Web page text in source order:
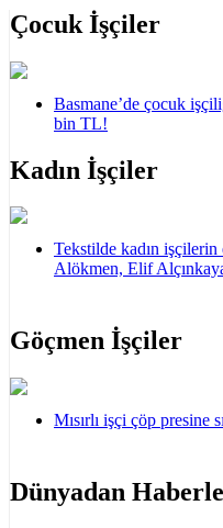
Çocuk İşçiler
Basmane’de çocuk
bin TL!
Kadın İşçiler
Tekstilde kadın
Alökmen, Elif
Göçmen İşçiler
Mısırlı işçi çöp presine
Dünyadan